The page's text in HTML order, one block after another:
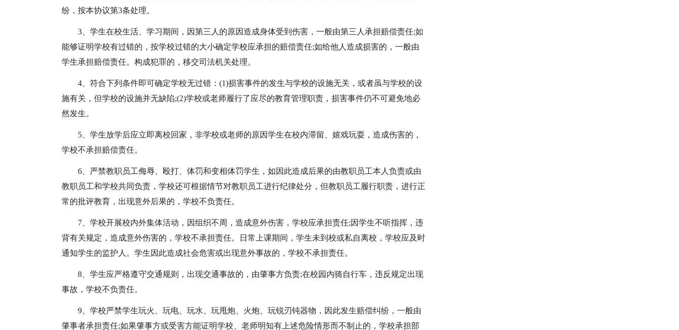
纷，按本协议第3条处理。
3、学生在校生活、学习期间，因第三人的原因造成身体受到伤害，一般由第三人承担赔偿责任;如
能够证明学校有过错的，按学校过错的大小确定学校应承担的赔偿责任;如给他人造成损害的，一般由
学生承担赔偿责任。构成犯罪的，移交司法机关处理。
4、符合下列条件即可确定学校无过错：(1)损害事件的发生与学校的设施无关，或者虽与学校的设
施有关，但学校的设施并无缺陷;(2)学校或老师履行了应尽的教育管理职责，损害事件仍不可避免地必
然发生。
5、学生放学后应立即离校回家，非学校或老师的原因学生在校内滞留、嬉戏玩耍，造成伤害的，
学校不承担赔偿责任。
6、严禁教职员工侮辱、殴打、体罚和变相体罚学生，如因此造成后果的由教职员工本人负责或由
教职员工和学校共同负责，学校还可根据情节对教职员工进行纪律处分，但教职员工履行职责，进行正
常的批评教育，出现意外后果的，学校不负责任。
7、学校开展校内外集体活动，因组织不周，造成意外伤害，学校应承担责任;因学生不听指挥，违
背有关规定，造成意外伤害的，学校不承担责任。日常上课期间，学生未到校或私自离校，学校应及时
通知学生的监护人。学生因此造成社会危害或出现意外事故的，学校不承担责任。
8、学生应严格遵守交通规则，出现交通事故的，由肇事方负责;在校园内骑自行车，违反规定出现
事故，学校不负责任。
9、学校严禁学生玩火、玩电、玩水、玩甩炮、火炮、玩锐刃钝器物，因此发生赔偿纠纷，一般由
肇事者承担责任;如果肇事方或受害方能证明学校、老师明知有上述危险情形而不制止的，学校承担部